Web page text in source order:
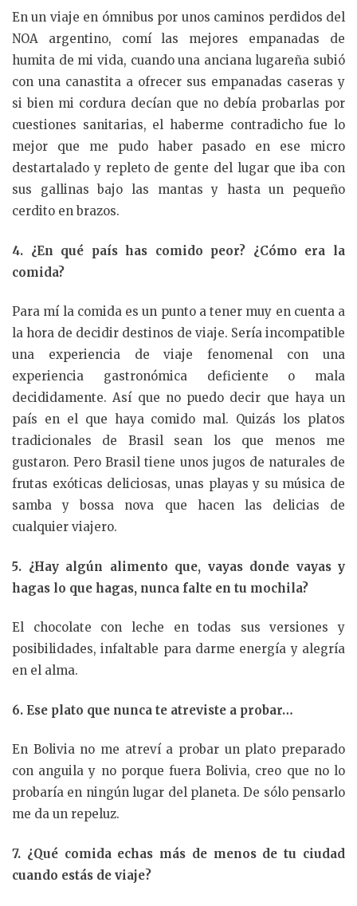
En un viaje en ómnibus por unos caminos perdidos del
NOA argentino, comí las mejores empanadas de
humita de mi vida, cuando una anciana lugareña subió
con una canastita a ofrecer sus empanadas caseras y
si bien mi cordura decían que no debía probarlas por
cuestiones sanitarias, el haberme contradicho fue lo
mejor que me pudo haber pasado en ese micro
destartalado y repleto de gente del lugar que iba con
sus gallinas bajo las mantas y hasta un pequeño
cerdito en brazos.
4. ¿En qué país has comido peor? ¿Cómo era la
comida?
Para mí la comida es un punto a tener muy en cuenta a
la hora de decidir destinos de viaje. Sería incompatible
una experiencia de viaje fenomenal con una
experiencia gastronómica deficiente o mala
decididamente. Así que no puedo decir que haya un
país en el que haya comido mal. Quizás los platos
tradicionales de Brasil sean los que menos me
gustaron. Pero Brasil tiene unos jugos de naturales de
frutas exóticas deliciosas, unas playas y su música de
samba y bossa nova que hacen las delicias de
cualquier viajero.
5. ¿Hay algún alimento que, vayas donde vayas y
hagas lo que hagas, nunca falte en tu mochila?
El chocolate con leche en todas sus versiones y
posibilidades, infaltable para darme energía y alegría
en el alma.
6. Ese plato que nunca te atreviste a probar…
En Bolivia no me atreví a probar un plato preparado
con anguila y no porque fuera Bolivia, creo que no lo
probaría en ningún lugar del planeta. De sólo pensarlo
me da un repeluz.
7. ¿Qué comida echas más de menos de tu ciudad
cuando estás de viaje?